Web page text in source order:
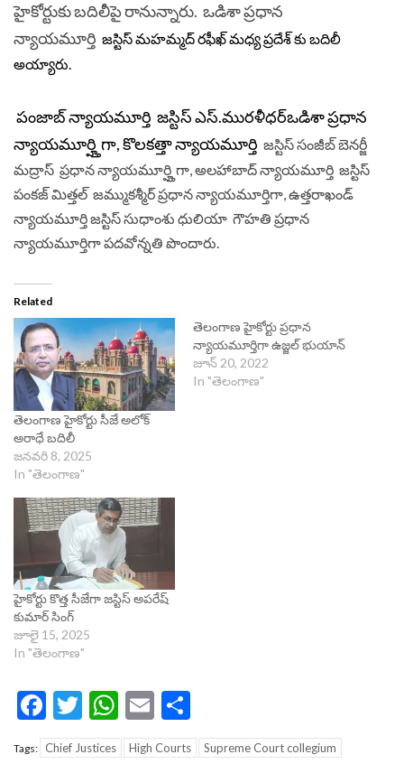
హైకోర్టుకు బదిలీపై రానున్నారు. ఒడిశా ప్రధాన
న్యాయమూర్తి జస్టిస్‌ మహమ్మద్‌ రఫీఖ్‌ మధ్య ప్రదేశ్ కు బదిలీ
అయ్యారు.
పంజాబ్ న్యాయమూర్తి జస్టిస్‌ ఎస్‌.మురళీధర్‌ఒడిశా ప్రధాన
న్యాయమూర్హ్తిగా, కొలకత్తా న్యాయమూర్తి జస్టిస్‌ సంజీబ్‌ బెనర్జీ
మద్రాస్‌ ప్రధాన న్యాయమూర్హ్తిగా, అలహాబాద్ న్యాయమూర్తి జస్టిస్‌
పంకజ్‌ మిత్తల్‌ జమ్ముకశ్మీర్‌ ప్రధాన న్యాయమూర్తిగా, ఉత్తరాఖండ్
న్యాయమూర్తి జస్టిస్‌ సుధాంశు ధులియా గౌహతి ప్రధాన
న్యాయమూర్తిగా పదవోన్నతి పొందారు. ‌
Related
తెలంగాణ హైకోర్టు సీజే అలోక్‌
అరాధే బదిలీ
జనవరి 8, 2025
In "తెలంగాణ"
తెలంగాణ హైకోర్టు ప్ర‌ధాన
న్యాయ‌మూర్తిగా ఉజ్జ‌ల్ భుయాన్‌
జూన్ 20, 2022
In "తెలంగాణ"
హైకోర్టు కొత్త సీజేగా జస్టిస్ అపరేష్
కుమార్‌ సింగ్
జూలై 15, 2025
In "తెలంగాణ"
Facebook
Twitter
WhatsApp
Email
Tags: Chief Justices High Courts Supreme Court collegium